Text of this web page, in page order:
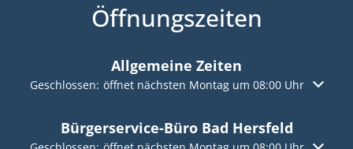
Öffnungszeiten
Allgemeine Zeiten
Klicken, um weitere Öffnungs- oder Schließzeiten
Geschlossen: öffnet nächsten Montag um 08:00 Uhr
Bürgerservice-Büro Bad Hersfeld